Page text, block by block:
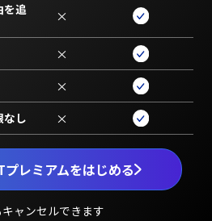
プレミアムをはじめる
ャンセルできます
を追
×
×
×
なし ×